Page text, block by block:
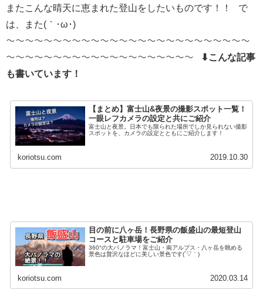
またこんな晴天に恵まれた登山をしたいものです！！ で
は、また(｀･ω･)
〜〜〜〜〜〜〜〜〜〜〜〜〜〜〜〜〜〜〜〜〜〜〜〜〜〜
〜〜〜〜〜〜〜〜〜〜〜〜〜〜〜〜〜〜〜〜
⬇こんな記事
も書いています！
【まとめ】富士山&夜景の撮影スポット一覧！
一眼レフカメラの設定と共にご紹介
富士山と夜景。日本でも限られた場所でしか見られない撮影
スポットを、カメラの設定とともにご紹介します！
koriotsu.com 2019.10.30
目の前に八ヶ岳！長野県の飯盛山の最短登山
コースと駐車場をご紹介
360°の大パノラマ！富士山・南アルプス・八ヶ岳を眺める
景色は贅沢なほどに美しい景色です(´▽｀)
koriotsu.com 2020.03.14